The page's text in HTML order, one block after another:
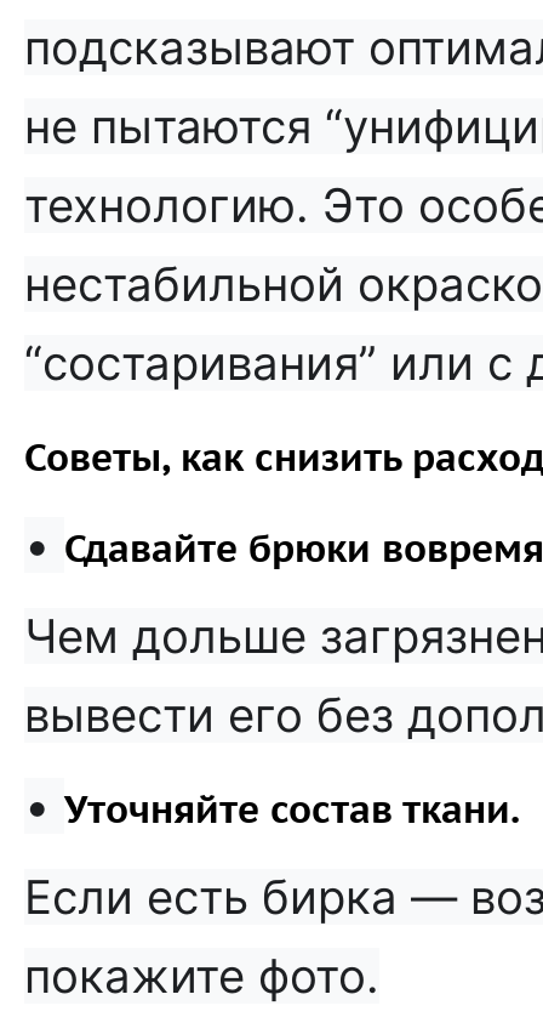
подсказывают
не пытаются
технологию. Это
нестабильной
“состаривания” или
Советы, как снизить
• Сдавайте брюки
Чем дольше
вывести его без
• Уточняйте состав ткани.
Если есть бирка —
покажите фото.